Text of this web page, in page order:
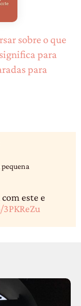
sobre o que
para
para
este e